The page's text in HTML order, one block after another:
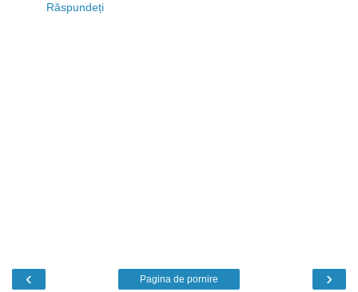
Răspundeți
‹ ›
Pagina de pornire